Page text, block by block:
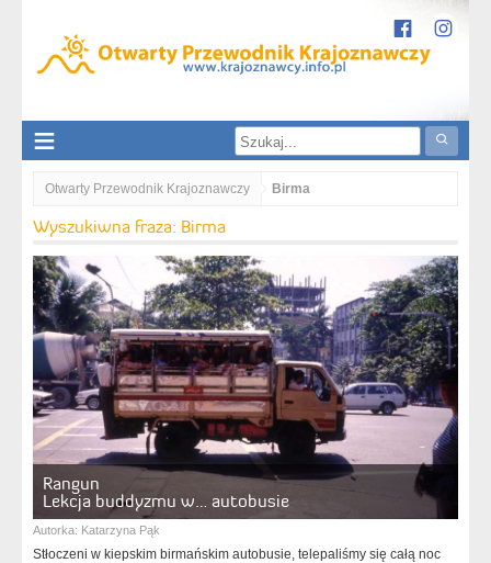
Otwarty Przewodnik Krajoznawczy Birma
Wyszukiwna fraza: Birma
Rangun
Lekcja buddyzmu w… autobusie
Autorka: Katarzyna Pąk
Stłoczeni w kiepskim birmańskim autobusie, telepaliśmy się całą noc